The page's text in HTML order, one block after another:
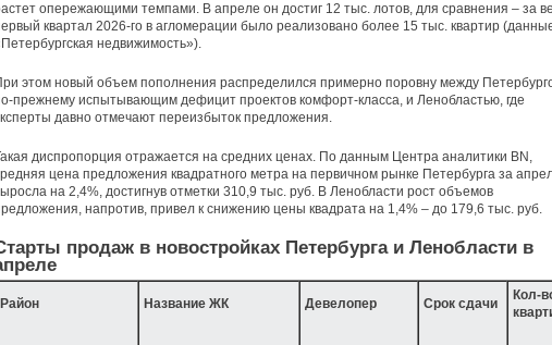
опережающими темпами. В апреле он достиг 12 тыс. лотов, для сравнения – за
квартал 2026-го в агломерации было реализовано более 15 тыс. квартир
недвижимость»).
этом новый объем пополнения распределился примерно поровну между
прежнему испытывающим дефицит проектов комфорт-класса, и Ленобластью, где
давно отмечают переизбыток предложения.
диспропорция отражается на средних ценах. По данным Центра аналитики BN,
цена предложения квадратного метра на первичном рынке Петербурга за
на 2,4%, достигнув отметки 310,9 тыс. руб. В Ленобласти рост объемов
напротив, привел к снижению цены квадрата на 1,4% – до 179,6 тыс. руб.
продаж в новостройках Петербурга и Ленобласти в
Район Название ЖК Девелопер Срок сдачи
Кол-